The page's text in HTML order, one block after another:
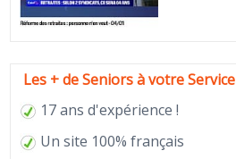
Les + de Seniors à votre Service
17 ans d'expérience !
Un site 100% français